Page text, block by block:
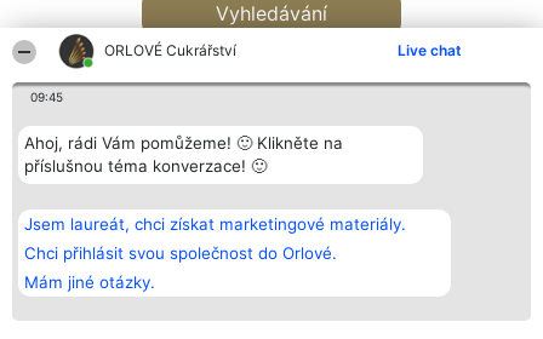
ORLOVÉ Cukrářství Live chat
09:45
Ahoj, rádi Vám pomůžeme! 🙂 Klikněte na
příslušnou téma konverzace! 🙂
Jsem laureát, chci získat marketingové materiály.
Chci přihlásit svou společnost do Orlové.
Mám jiné otázky.
Vyhledávání
Bright Side Solutions sp. z o.
o. sp. k.
ul. Ruska 22
Wrocław 50-079
KRS 0000749100 | Regon
381313360 | NIP 8943132676
Vítězové
Seznam všech
laureátů
Zásady
Zásady
Kontakt